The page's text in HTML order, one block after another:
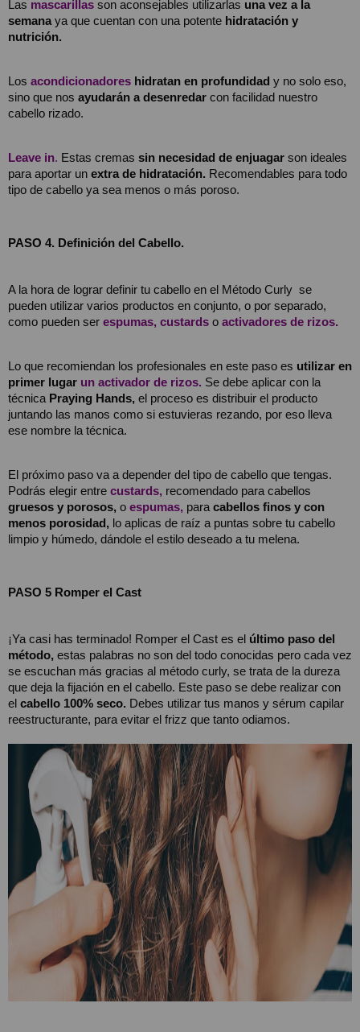
Las mascarillas son aconsejables utilizarlas una vez a la
semana ya que cuentan con una potente hidratación y
nutrición.
Los acondicionadores hidratan en profundidad y no solo eso,
sino que nos ayudarán a desenredar con facilidad nuestro
cabello rizado.
Leave in. Estas cremas sin necesidad de enjuagar son ideales
para aportar un extra de hidratación. Recomendables para todo
tipo de cabello ya sea menos o más poroso.
PASO 4. Definición del Cabello.
A la hora de lograr definir tu cabello en el Método Curly  se
pueden utilizar varios productos en conjunto, o por separado,
como pueden ser espumas, custards o activadores de rizos.
Lo que recomiendan los profesionales en este paso es utilizar en
primer lugar un activador de rizos. Se debe aplicar con la
técnica Praying Hands, el proceso es distribuir el producto
juntando las manos como si estuvieras rezando, por eso lleva
ese nombre la técnica.
El próximo paso va a depender del tipo de cabello que tengas.
Podrás elegir entre custards,
gruesos y porosos, o espumas, para cabellos finos y con
menos porosidad, lo aplicas de raíz a puntas sobre tu cabello
limpio y húmedo, dándole el estilo deseado a tu melena.
PASO 5 Romper el Cast
¡Ya casi has terminado! Romper el Cast es el último paso del
método, estas palabras no son del todo conocidas pero cada vez
se escuchan más gracias al método curly, se trata de la dureza
que deja la fijación en el cabello. Este paso se debe realizar con
el cabello 100% seco. Debes utilizar tus manos y sérum capilar
reestructurante, para evitar el frizz que tanto odiamos.